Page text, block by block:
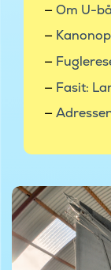
Om U-
Fasit: